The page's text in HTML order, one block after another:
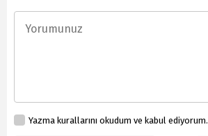
Yazma kurallarını okudum ve kabul ediyorum.